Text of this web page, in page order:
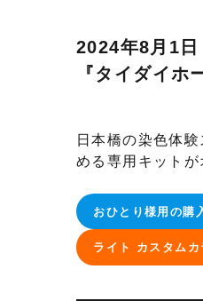
2024年8月1日
『タイダイホ
日本橋の染色体
める専用キットが
おひとり様用の購
ライト カスタム